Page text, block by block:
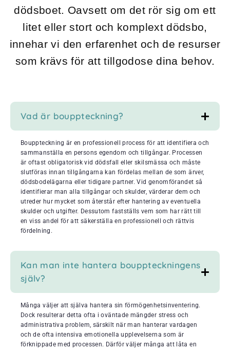
dödsboet. Oavsett om det rör sig om ett
litet eller stort och komplext dödsbo,
innehar vi den erfarenhet och de resurser
som krävs för att tillgodose dina behov.
Vad är bouppteckning?
Bouppteckning är en professionell process för att identifiera och
sammanställa en persons egendom och tillgångar. Processen
är oftast obligatorisk vid dödsfall eller skilsmässa och måste
slutföras innan tillgångarna kan fördelas mellan de som ärver,
dödsbodelägarna eller tidigare partner. Vid genomförandet så
identifierar man alla tillgångar och skulder, värderar dem och
utreder hur mycket som återstår efter hantering av eventuella
skulder och utgifter. Dessutom fastställs vem som har rätt till
en viss andel för att säkerställa en professionell och rättvis
fördelning.
Kan man inte hantera bouppteckningens
själv?
Många väljer att själva hantera sin förmögenhetsinventering.
Dock resulterar detta ofta i oväntade mängder stress och
administrativa problem, särskilt när man hanterar vardagen
och de ofta intensiva emotionella upplevelserna som är
förknippade med processen. Därför väljer många att låta en